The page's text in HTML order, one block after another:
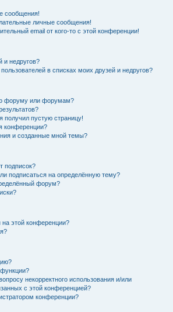
сообщения!
личные сообщения!
email от кого-то с этой конференции!
и недругов?
в списках моих друзей и недругов?
форуму или форумам?
получил пустую страницу!
конференции?
и созданные мной темы?
подписок?
подписаться на определённую тему?
форум?
этой конференции?
некорректного использования и/или
с этой конференцией?
конференции?